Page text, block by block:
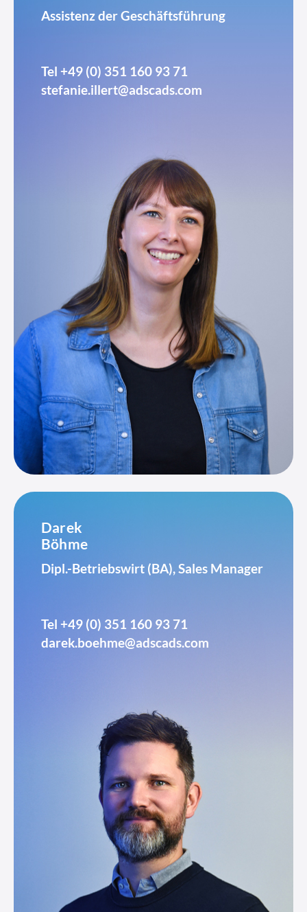
Assistenz der Geschäftsführung
Tel +49 (0) 351 160 93 71
stefanie.illert@adscads.com
Darek
Böhme
Dipl.-Betriebswirt (BA), Sales Manager
Tel +49 (0) 351 160 93 71
darek.boehme@adscads.com